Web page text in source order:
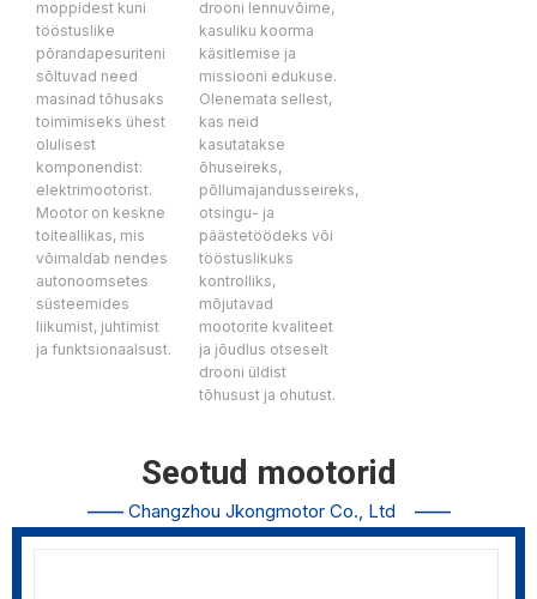
moppidest kuni
tööstuslike
põrandapesuriteni
sõltuvad need
masinad tõhusaks
toimimiseks ühest
olulisest
komponendist:
elektrimootorist.
Mootor on keskne
toiteallikas, mis
võimaldab nendes
autonoomsetes
süsteemides
liikumist, juhtimist
ja funktsionaalsust.
drooni lennuvõime,
kasuliku koorma
käsitlemise ja
missiooni edukuse.
Olenemata sellest,
kas neid
kasutatakse
õhuseireks,
põllumajandusseireks,
otsingu- ja
päästetöödeks või
tööstuslikuks
kontrolliks,
mõjutavad
mootorite kvaliteet
ja jõudlus otseselt
drooni üldist
tõhusust ja ohutust.
Seotud mootorid
—— Changzhou Jkongmotor Co., Ltd ——